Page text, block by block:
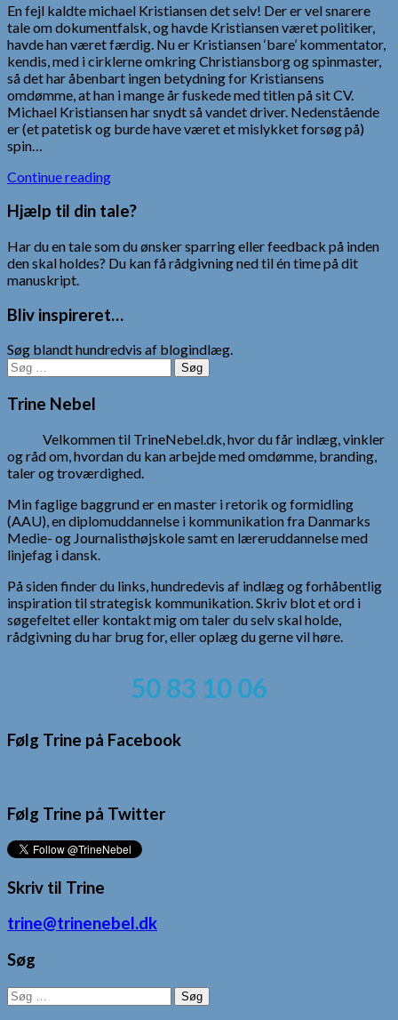
En fejl kaldte michael Kristiansen det selv! Der er vel snarere
tale om dokumentfalsk, og havde Kristiansen været politiker,
havde han været færdig. Nu er Kristiansen ‘bare’ kommentator,
kendis, med i cirklerne omkring Christiansborg og spinmaster,
så det har åbenbart ingen betydning for Kristiansens
omdømme, at han i mange år fuskede med titlen på sit CV.
Michael Kristiansen har snydt så vandet driver. Nedenstående
er (et patetisk og burde have været et mislykket forsøg på)
spin…
Continue reading
Hjælp til din tale?
Har du en tale som du ønsker sparring eller feedback på inden
den skal holdes? Du kan få rådgivning ned til én time på dit
manuskript.
Bliv inspireret…
Søg blandt hundredvis af blogindlæg.
Søg
efter:
Trine Nebel
Velkommen til TrineNebel.dk, hvor du får indlæg, vinkler
og råd om, hvordan du kan arbejde med omdømme, branding,
taler og troværdighed.
Min faglige baggrund er en master i retorik og formidling
(AAU), en diplomuddannelse i kommunikation fra Danmarks
Medie- og Journalisthøjskole samt en læreruddannelse med
linjefag i dansk.
På siden finder du links, hundredevis af indlæg og forhåbentlig
inspiration til strategisk kommunikation. Skriv blot et ord i
søgefeltet eller kontakt mig om taler du selv skal holde,
rådgivning du har brug for, eller oplæg du gerne vil høre.
50 83 10 06
Følg Trine på Facebook
Følg Trine på Twitter
Skriv til Trine
trine@trinenebel.dk
Søg
Søg
efter: